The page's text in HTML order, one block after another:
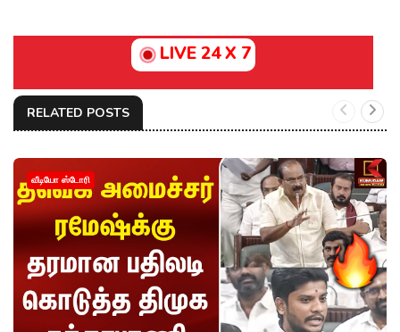
LIVE 24 X 7
RELATED POSTS
வீடியோ ஸ்டோரி